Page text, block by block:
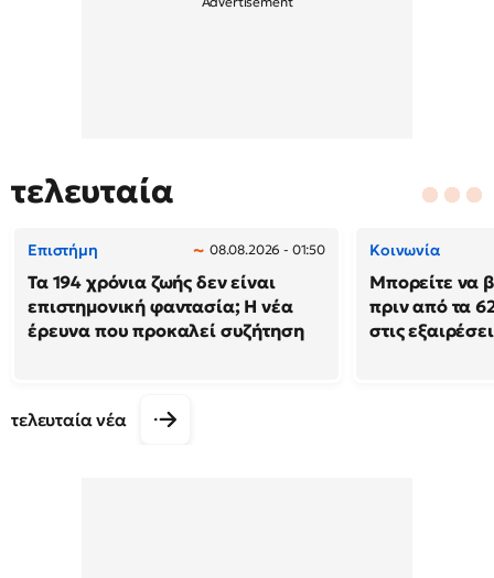
τελευταία
Επιστήμη 08.08.2026 - 01:50
Τα 194 χρόνια ζωής δεν είναι
επιστημονική φαντασία; Η νέα
έρευνα που προκαλεί συζήτηση
Κοινωνία
Μπορείτε να
πριν από τα
στις
τελευταία νέα